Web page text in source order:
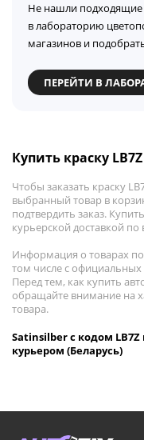
Не нашли подходящие
в лабораторию
магазинов и
ПЕРЕЙТИ В
Купить краску
Чтобы заказать краску
выбранный товар в
подтвердить заказ.
курьерской доставкой по
Информация о товарах
том числе с официальных
Перед тем, как купить
обращайте внимание на
товара.
Satinsilber с кодом
курьером (Беларусь)